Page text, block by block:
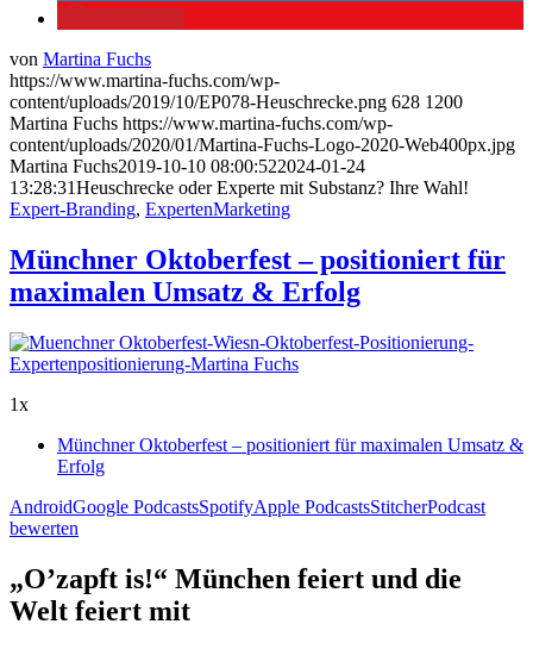
von Martina Fuchs
https://www.martina-fuchs.com/wp-
content/uploads/2019/10/EP078-Heuschrecke.png 628 1200
Martina Fuchs https://www.martina-fuchs.com/wp-
content/uploads/2020/01/Martina-Fuchs-Logo-2020-Web400px.jpg
Martina Fuchs2019-10-10 08:00:522024-01-24
13:28:31Heuschrecke oder Experte mit Substanz? Ihre Wahl!
Expert-Branding, ExpertenMarketing
Münchner Oktoberfest – positioniert für
maximalen Umsatz & Erfolg
1x
Münchner Oktoberfest – positioniert für maximalen Umsatz &
Erfolg
AndroidGoogle PodcastsSpotifyApple PodcastsStitcherPodcast
bewerten
„O’zapft is!“ München feiert und die
Welt feiert mit